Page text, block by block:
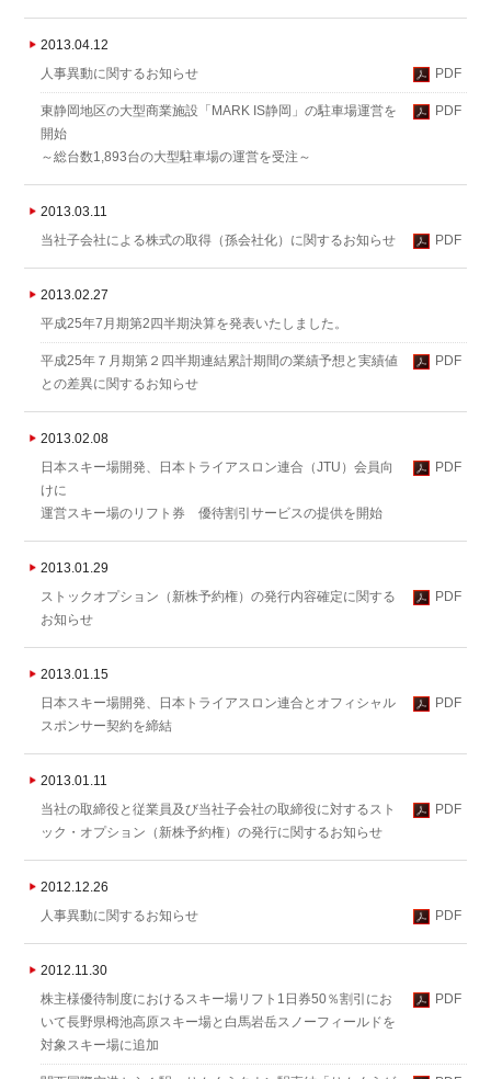
2013.04.12
人事異動に関するお知らせ
PDF
東静岡地区の大型商業施設「MARK IS静岡」の駐車場運営を
開始
～総台数1,893台の大型駐車場の運営を受注～
PDF
2013.03.11
当社子会社による株式の取得（孫会社化）に関するお知らせ
PDF
2013.02.27
平成25年7月期第2四半期決算を発表いたしました。
平成25年７月期第２四半期連結累計期間の業績予想と実績値
との差異に関するお知らせ
PDF
2013.02.08
日本スキー場開発、日本トライアスロン連合（JTU）会員向
けに
運営スキー場のリフト券 優待割引サービスの提供を開始
PDF
2013.01.29
ストックオプション（新株予約権）の発行内容確定に関する
お知らせ
PDF
2013.01.15
日本スキー場開発、日本トライアスロン連合とオフィシャル
スポンサー契約を締結
PDF
2013.01.11
当社の取締役と従業員及び当社子会社の取締役に対するスト
ック・オプション（新株予約権）の発行に関するお知らせ
PDF
2012.12.26
人事異動に関するお知らせ
PDF
2012.11.30
株主様優待制度におけるスキー場リフト1日券50％割引にお
いて 長野県栂池高原スキー場と白馬岩岳スノーフィールドを
対象スキー場に追加
PDF